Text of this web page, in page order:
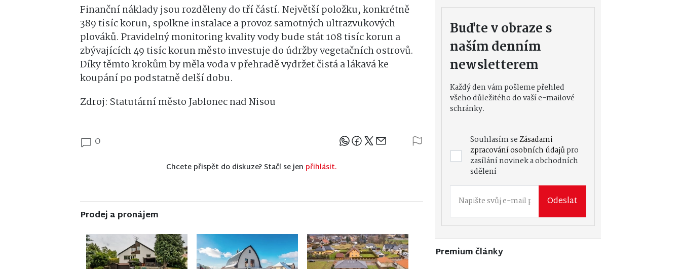
Finanční náklady jsou rozděleny do tří částí. Největší položku, konkrétně
389 tisíc korun, spolkne instalace a provoz samotných ultrazvukových
plováků. Pravidelný monitoring kvality vody bude stát 108 tisíc korun a
zbývajících 49 tisíc korun město investuje do údržby vegetačních ostrovů.
Díky těmto krokům by měla voda v přehradě vydržet čistá a lákavá ke
koupání po podstatně delší dobu.
Zdroj: Statutární město Jablonec nad Nisou
0
Sdílejte článek
Chcete přispět do diskuze? Stačí se jen přihlásit.
Prodej a pronájem
Buďte v obraze s
naším denním
newsletterem
Každý den vám pošleme přehled
všeho důležitého do vaší e-mailové
schránky.
Souhlasím seZásadami
zpracování osobních údajůpro
zasílání novinek a obchodních
sdělení
Odeslat
Premium články